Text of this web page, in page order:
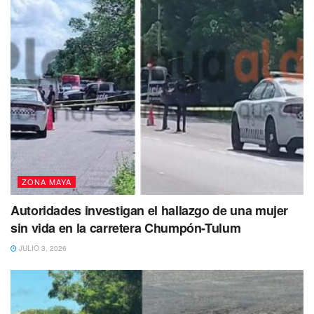
todas y cada una de las acusaciones realizadas en su
contra , esto a pesar de las
evidencias que fueron
presentadaspor el ex edil José Esquivel Vargas,para
poder comprobar la deuda de dos millones de pesos
que mantiene la actual edil de Felipe Carrillo Puerto.
De igual manerase debe tener en cuenta que los
abogados de José Esquivel Vargasante el testimonio
ZONA MAYA
Autoridades investigan el hallazgo de una mujer
sin vida en la carretera Chumpón-Tulum
JULIO 3, 2026